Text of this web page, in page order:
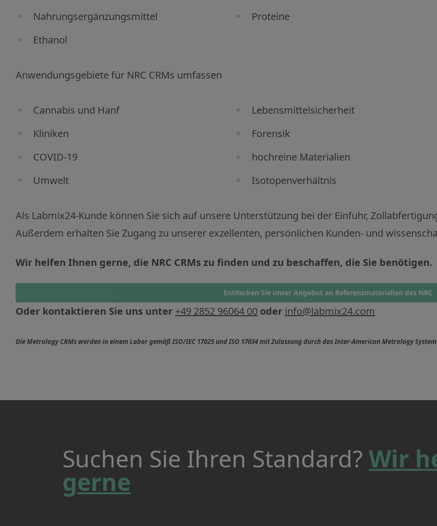
Nahrungsergänzungsmittel
Ethanol
Proteine
Anwendungsgebiete für NRC CRMs umfassen
Cannabis und Hanf
Kliniken
COVID-19
Umwelt
Lebensmittelsicherheit
Forensik
hochreine Materialien
Isotopenverhältnis
Als Labmix24-Kunde können Sie sich auf unsere Unterstützung bei der Einfuhr,
Außerdem erhalten Sie Zugang zu unserer exzellenten, persönlichen Kunden- und
Wir helfen Ihnen gerne, die NRC CRMs zu finden und zu beschaffen, die Sie benötigen.
Entdecken Sie unser Angebot an Referenzmaterialien des NRC
Oder kontaktieren Sie uns unter +49 2852 96064 00 oder info@labmix24.com
Die Metrology CRMs werden in einem Labor gemäß ISO/IEC 17025 und ISO 17034 mit Zulassung durch das Inter-American Metrology
Suchen Sie Ihren Standard? Wir
gerne